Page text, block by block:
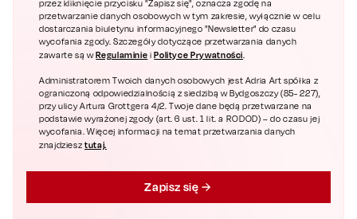
przez kliknięcie przycisku "Zapisz się", oznacza zgodę na
przetwarzanie danych osobowych w tym zakresie, wyłącznie w celu
dostarczania biuletynu informacyjnego "Newsletter" do czasu
wycofania zgody. Szczegóły dotyczące przetwarzania danych
zawarte są wRegulaminie i Polityce Prywatności.
Administratorem Twoich danych osobowych jest Adria Art spółka z
ograniczoną odpowiedzialnością z siedzibą w Bydgoszczy (85- 227),
przy ulicy Artura Grottgera 4/2. Twoje dane będą przetwarzane na
podstawie wyrażonej zgody (art. 6 ust. 1 lit. a RODOD) – do czasu jej
wycofania. Więcej informacji na temat przetwarzania danych
znajdziesztutaj.
Zapisz się